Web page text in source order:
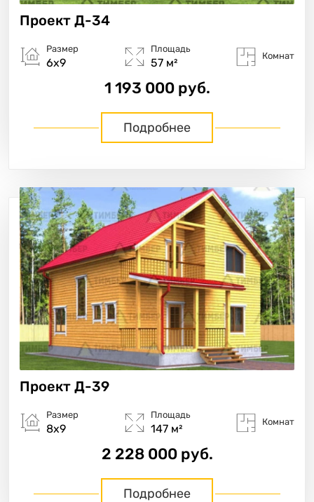
Проект Д-34
Размер
6х9
Площадь
57 м²
Комнат
1 193 000 руб.
Подробнее
Проект Д-39
Размер
8х9
Площадь
147 м²
Комнат
2 228 000 руб.
Подробнее